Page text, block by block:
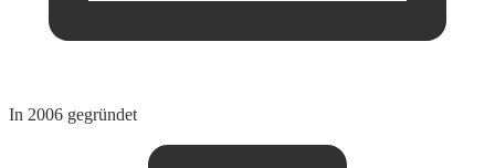
In 2006 gegründet